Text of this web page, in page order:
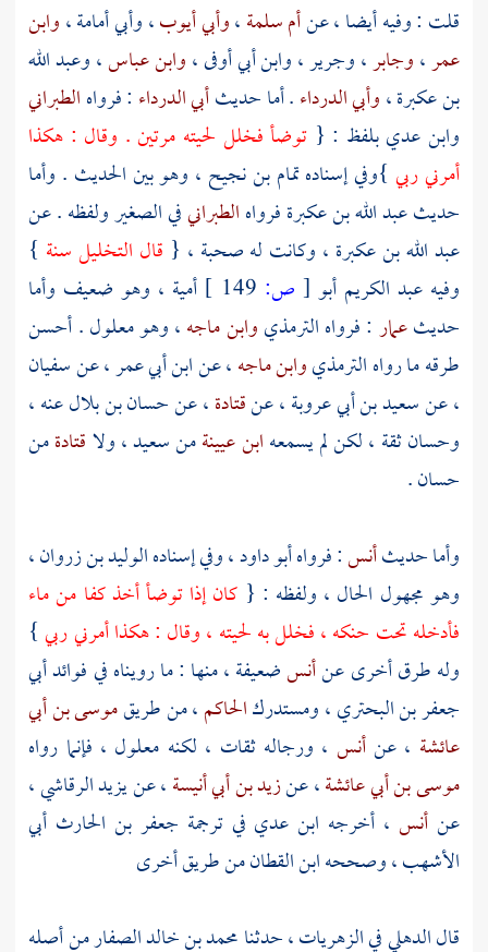
قلت : وفيه أيضا ، عنأم سلمة،وأبي أيوب،وأبي أمامة،وابن
عمر،وجابر،وجرير،وابن أبي أوفى،وابن عباس،وعبد الله
بن عكبرة،وأبي الدرداء. أما حديثأبي الدرداء : فرواهالطبراني
وابن عديبلفظ : { توضأ فخلل لحيته مرتين . وقال : هكذا
أمرني ربي }وفي إسنادهتمام بن نجيح ، وهو بين الحديث . وأما
حديثعبد الله بن عكبرةفرواهالطبرانيفي الصغير ولفظه . عن
عبد الله بن عكبرة ، وكانت له صحبة ، { قال التخليل سنة }
وفيهعبد الكريم أبو [ ص: أمية ، وهو ضعيف وأما
حديثعمار : فرواهالترمذيوابن ماجه، وهو معلول . أحسن
طرقه ما رواهالترمذيوابن ماجه، عنابن أبي عمر، عنسفيان
، عنسعيد بن أبي عروبة، عنقتادة، عنحسان بن بلالعنه ،
وحسانثقة ، لكن لم يسمعهابن عيينةمنسعيد، ولاقتادةمن
حسان.
وأما حديثأنس: فرواهأبو داود، وفي إسنادهالوليد بن زروان،
وهو مجهول الحال ، ولفظه : { كان إذا توضأ أخذ كفا من ماء
فأدخله تحت حنكه ، فخلل به لحيته ، وقال : هكذا أمرني ربي}
وله طرق أخرى عنأنسضعيفة ، منها : ما رويناه في فوائدأبي
جعفر بن البحتري، ومستدركالحاكم، من طريقموسى بن أبي
عائشة ، عنأنس ، ورجاله ثقات ، لكنه معلول ، فإنما رواه
موسى بن أبي عائشة، عنزيد بن أبي أنيسة، عنيزيد الرقاشي،
عنأنس ، أخرجه ابن عدي في ترجمة جعفر بن الحارث أبي
الأشهب، وصححهابن القطانمن طريق أخرى
قالالدهليفي الزهريات ، حدثنامحمد بن خالد الصفارمن أصله